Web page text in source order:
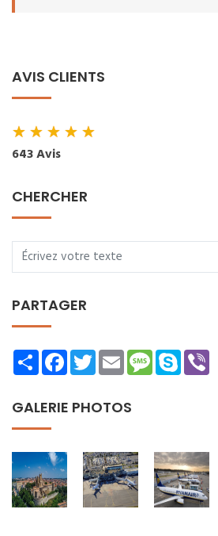
AVIS CLIENTS
★★★★★
643 Avis
CHERCHER
PARTAGER
ShareFacebookTwitterEmailMessage
Skype
GALERIE PHOTOS